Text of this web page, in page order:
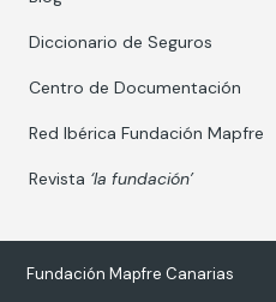
Diccionario de Seguros
Centro de Documentación
Red Ibérica Fundación Mapfre
Revista ‘la fundación’
Fundación Mapfre Canarias